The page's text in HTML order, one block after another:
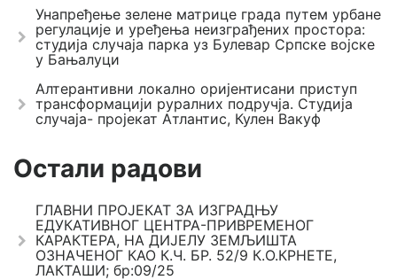
Унапређење зелене матрице града путем урбане
регулације и уређења неизграђених простора:
студија случаја парка уз Булевар Српске војске
у Бањалуци
Алтерантивни локално оријентисани приступ
трансформацији руралних подручја. Студија
случаја- пројекат Атлантис, Кулен Вакуф
Остали радови
ГЛАВНИ ПРОЈЕКАТ ЗА ИЗГРАДЊУ
ЕДУКАТИВНОГ ЦЕНТРА-ПРИВРЕМЕНОГ
КАРАКТЕРА, НА ДИЈЕЛУ ЗЕМЉИШТА
ОЗНАЧЕНОГ КАО К.Ч. БР. 52/9 К.О.КРНЕТЕ,
ЛАКТАШИ; бр:09/25